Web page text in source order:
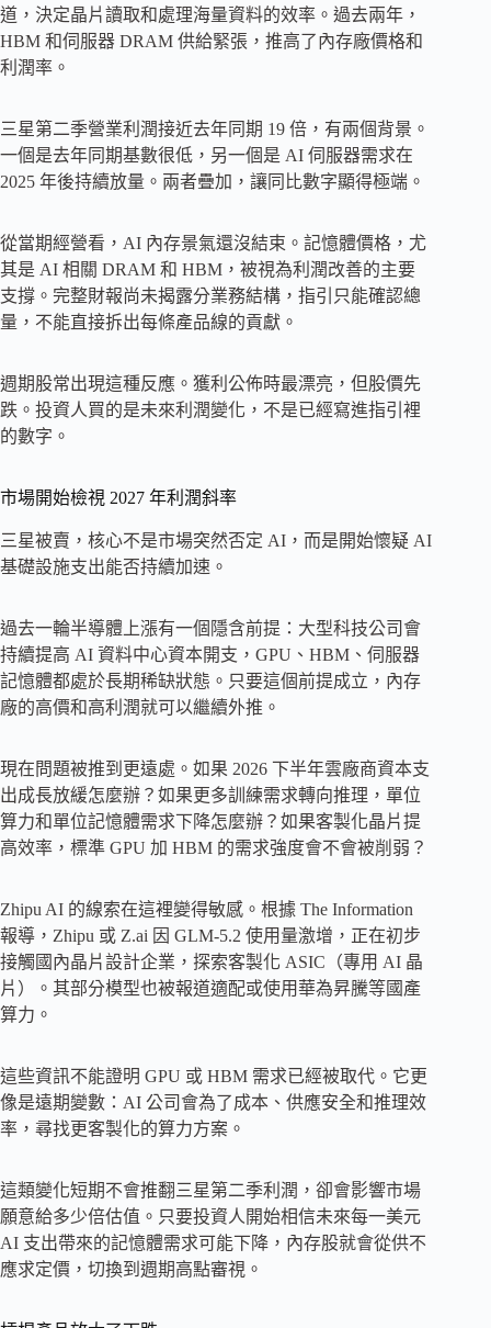
道，決定晶片讀取和處理海量資料的效率。過去兩年，
HBM 和伺服器 DRAM 供給緊張，推高了內存廠價格和
利潤率。
三星第二季營業利潤接近去年同期 19 倍，有兩個背景。
一個是去年同期基數很低，另一個是 AI 伺服器需求在
2025 年後持續放量。兩者疊加，讓同比數字顯得極端。
從當期經營看，AI 內存景氣還沒結束。記憶體價格，尤
其是 AI 相關 DRAM 和 HBM，被視為利潤改善的主要
支撐。完整財報尚未揭露分業務結構，指引只能確認總
量，不能直接拆出每條產品線的貢獻。
週期股常出現這種反應。獲利公佈時最漂亮，但股價先
跌。投資人買的是未來利潤變化，不是已經寫進指引裡
的數字。
市場開始檢視 2027 年利潤斜率
三星被賣，核心不是市場突然否定 AI，而是開始懷疑 AI
基礎設施支出能否持續加速。
過去一輪半導體上漲有一個隱含前提：大型科技公司會
持續提高 AI 資料中心資本開支，GPU、HBM、伺服器
記憶體都處於長期稀缺狀態。只要這個前提成立，內存
廠的高價和高利潤就可以繼續外推。
現在問題被推到更遠處。如果 2026 下半年雲廠商資本支
出成長放緩怎麼辦？如果更多訓練需求轉向推理，單位
算力和單位記憶體需求下降怎麼辦？如果客製化晶片提
高效率，標準 GPU 加 HBM 的需求強度會不會被削弱？
Zhipu AI 的線索在這裡變得敏感。根據 The Information
報導，Zhipu 或 Z.ai 因 GLM-5.2 使用量激增，正在初步
接觸國內晶片設計企業，探索客製化 ASIC（專用 AI 晶
片）。其部分模型也被報道適配或使用華為昇騰等國產
算力。
這些資訊不能證明 GPU 或 HBM 需求已經被取代。它更
像是遠期變數：AI 公司會為了成本、供應安全和推理效
率，尋找更客製化的算力方案。
這類變化短期不會推翻三星第二季利潤，卻會影響市場
願意給多少倍估值。只要投資人開始相信未來每一美元
AI 支出帶來的記憶體需求可能下降，內存股就會從供不
應求定價，切換到週期高點審視。